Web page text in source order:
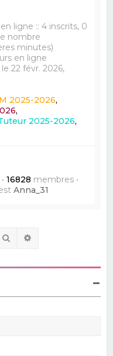
ligne :: 4 inscrits, 0
nombre
minutes)
en ligne
le 22 févr. 2026,
2025-2026,
,
2025-2026,
16828 membres •
Anna_31
Rechercher